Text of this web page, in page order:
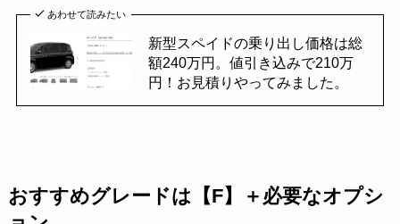
あわせて読みたい
新型スペイドの乗り出し価格は総
額240万円。値引き込みで210万
円！お見積りやってみました。
おすすめグレードは【F】＋必要なオプシ